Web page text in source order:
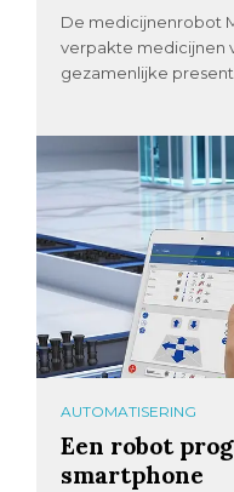
De medicijnenrobot
verpakte medicijnen
gezamenlijke
AUTOMATISERING
Een robot
smartphone